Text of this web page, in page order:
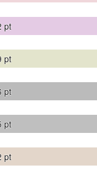
pt
pt
pt
pt
pt